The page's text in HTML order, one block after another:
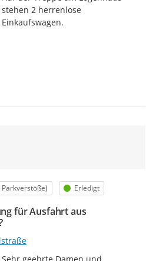
stehen 2 herrenlose
Einkaufswagen.
Status
Erledigt
für Ausfahrt aus